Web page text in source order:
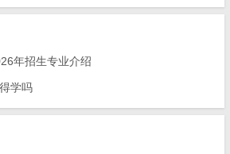
年招生专业介绍
学吗